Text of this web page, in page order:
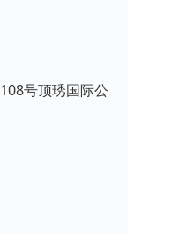
号顶琇国际公